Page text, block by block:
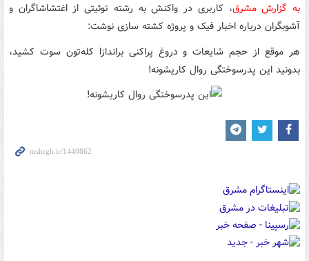
به گزارش مشرق، کاربری در واکنش به رشته توئیتی از اغتشاشاگران و
آشوبگران درباره اخبار فیک و پروژه کشته سازی نوشت:
هر موقع از حجم شایعات و دروغ پراکنی براندازا کله‌تون سوت کشید،
بدونید این پدرسوختگی روال کاریشونه!